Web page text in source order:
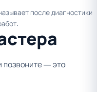
после диагностики
позвоните — это